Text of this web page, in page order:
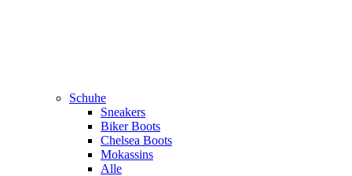
Schuhe
Sneakers
Biker Boots
Chelsea Boots
Mokassins
Alle